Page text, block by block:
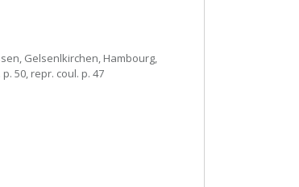
Gelsenlkirchen, Hambourg,
50, repr. coul. p. 47